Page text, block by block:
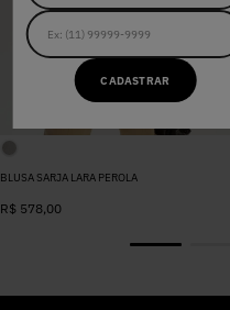
CADASTRAR
BLUSA SARJA LARA PEROLA
R$ 578,00